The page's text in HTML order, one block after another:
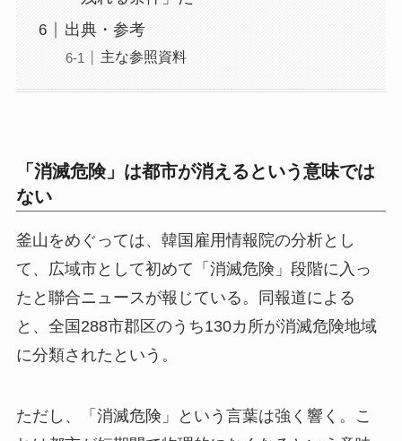
出典・参考
主な参照資料
「消滅危険」は都市が消えるという意味では
ない
釜山をめぐっては、韓国雇用情報院の分析とし
て、広域市として初めて「消滅危険」段階に入っ
たと聯合ニュースが報じている。同報道による
と、全国288市郡区のうち130カ所が消滅危険地域
に分類されたという。
ただし、「消滅危険」という言葉は強く響く。こ